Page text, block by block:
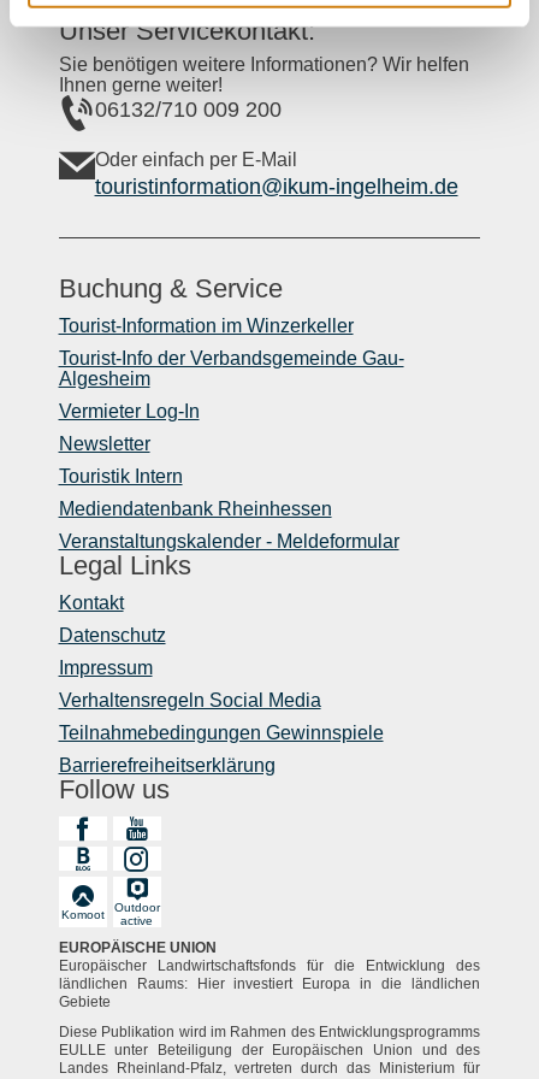
Unser Servicekontakt:
Sie benötigen weitere Informationen? Wir helfen
Ihnen gerne weiter!
06132/710 009 200
Oder einfach per E-Mail
touristinformation@ikum-ingelheim.de
Buchung & Service
Tourist-Information im Winzerkeller
Tourist-Info der Verbandsgemeinde Gau-
Algesheim
Vermieter Log-In
Newsletter
Touristik Intern
Mediendatenbank Rheinhessen
Veranstaltungskalender - Meldeformular
Legal Links
Kontakt
Datenschutz
Impressum
Verhaltensregeln Social Media
Teilnahmebedingungen Gewinnspiele
Barrierefreiheitserklärung
Follow us
Komoot
Outdoor
active
EUROPÄISCHE UNION
Europäischer Landwirtschaftsfonds für die Entwicklung des
ländlichen Raums: Hier investiert Europa in die ländlichen
Gebiete
Diese Publikation wird im Rahmen des Entwicklungsprogramms
EULLE unter Beteiligung der Europäischen Union und des
Landes Rheinland-Pfalz, vertreten durch das Ministerium für